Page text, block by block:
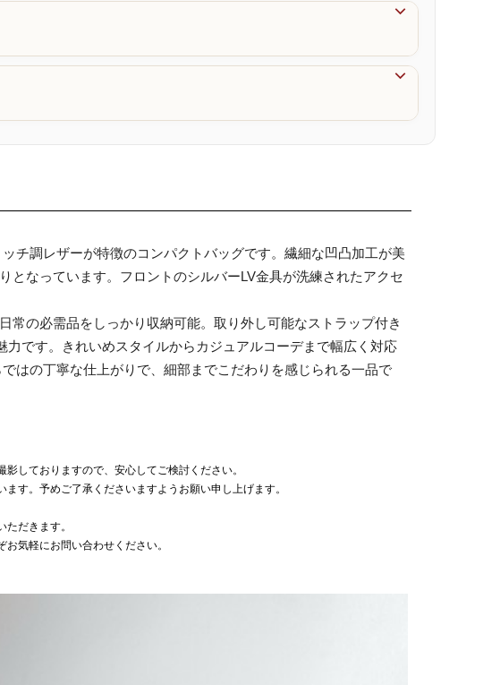


チ調レザーが特徴のコンパクトバッグです。繊細な凹凸加工が美
となっています。フロントのシルバーLV金具が洗練されたアクセ
常の必需品をしっかり収納可能。取り外し可能なストラップ付き
です。きれいめスタイルからカジュアルコーデまで幅広く対応
はの丁寧な仕上がりで、細部までこだわりを感じられる一品で
しておりますので、安心してご検討ください。
す。予めご了承くださいますようお願い申し上げます。
だきます。
気軽にお問い合わせください。